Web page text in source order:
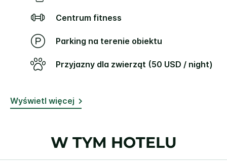
Centrum fitness
Parking na terenie obiektu
Przyjazny dla zwierząt (50 USD / night)
Wyświetl więcej
W TYM HOTELU